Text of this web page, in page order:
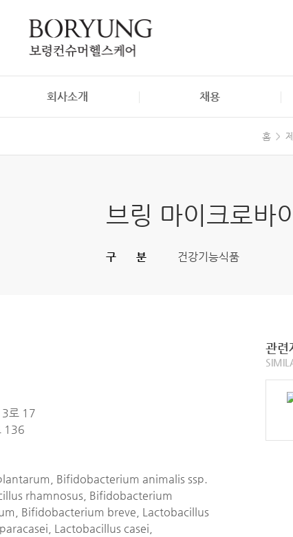
회사소개 채용
홈
브링 마이크로바
구분 건강기능식품
3로 17
136
Bifidobacterium animalis ssp.
rhamnosus, Bifidobacterium
Bifidobacterium breve, Lactobacillus
Lactobacillus casei,
관련